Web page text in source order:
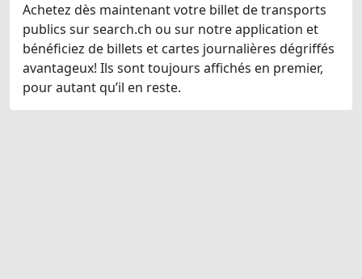
Achetez dès maintenant votre billet de transports
publics sur search.ch ou sur notre application et
bénéficiez de billets et cartes journalières dégriffés
avantageux! Ils sont toujours affichés en premier,
pour autant qu’il en reste.